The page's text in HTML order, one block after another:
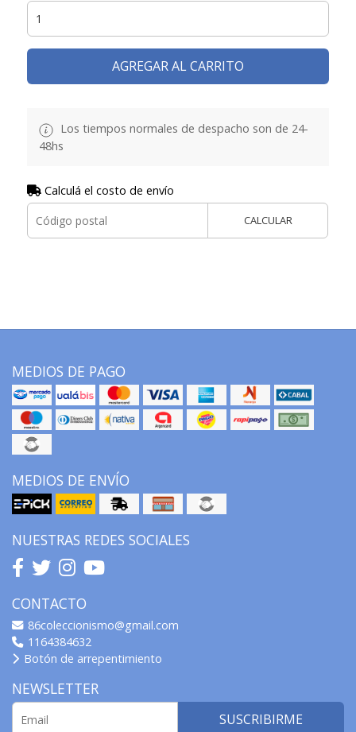
AGREGAR AL CARRITO
Los tiempos normales de despacho son de 24-
48hs
Calculá el costo de envío
CALCULAR
MEDIOS DE PAGO
MEDIOS DE ENVÍO
NUESTRAS REDES SOCIALES
CONTACTO
86coleccionismo@gmail.com
1164384632
Botón de arrepentimiento
NEWSLETTER
SUSCRIBIRME